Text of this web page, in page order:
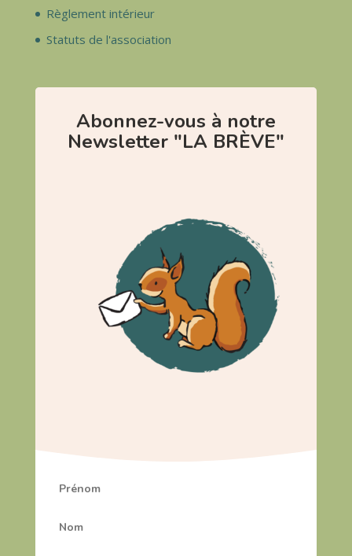
Règlement intérieur
Statuts de l'association
Abonnez-vous à notre
Newsletter "LA BRÈVE"